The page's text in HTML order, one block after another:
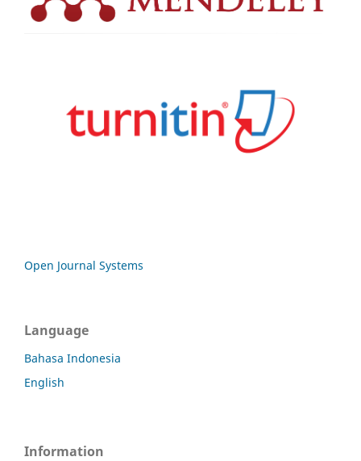
Open Journal Systems
Language
Bahasa Indonesia
English
Information